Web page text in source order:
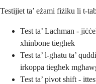
Testijiet ta’ eżami fiżiku li t-
Test ta’ Lachman -
xhinbone tiegħek
Test ta’ l-għatu ta’
irkoppa tiegħek
Test ta’ pivot shift -